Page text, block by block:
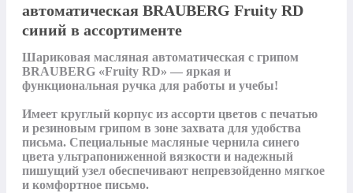
автоматическая BRAUBERG Fruity RD
синий в ассортименте
Шариковая масляная автоматическая с грипом
BRAUBERG «Fruity RD» — яркая и
функциональная ручка для работы и учебы!
Имеет круглый корпус из ассорти цветов с печатью
и резиновым грипом в зоне захвата для удобства
письма. Специальные масляные чернила синего
цвета ультрапониженной вязкости и надежный
пишущий узел обеспечивают непревзойденно мягкое
и комфортное письмо.